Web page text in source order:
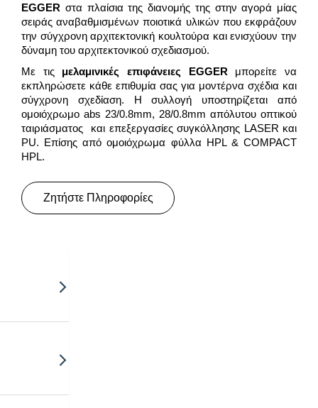
EGGER στα πλαίσια της διανομής της στην αγορά μίας
σειράς αναβαθμισμένων ποιοτικά υλικών που εκφράζουν
την σύγχρονη αρχιτεκτονική κουλτούρα και ενισχύουν την
δύναμη του αρχιτεκτονικού σχεδιασμού.
Με τις μελαμινικές επιφάνειες EGGER μπορείτε να
εκπληρώσετε κάθε επιθυμία σας για μοντέρνα σχέδια και
σύγχρονη σχεδίαση. Η συλλογή υποστηρίζεται από
ομοιόχρωμο abs 23/0.8mm, 28/0.8mm απόλυτου οπτικού
ταιριάσματος και επεξεργασίες συγκόλλησης LASER και
PU. Επίσης από ομοιόχρωμα φύλλα HPL & COMPACT
HPL.
Ζητήστε Πληροφορίες